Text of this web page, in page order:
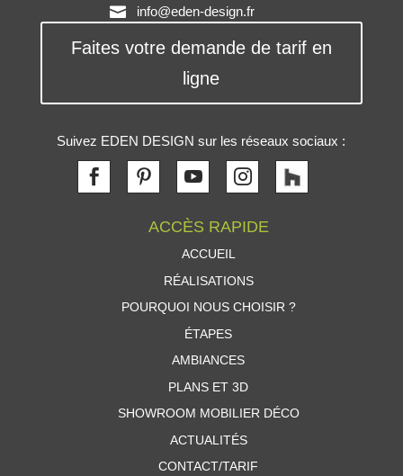
info@eden-design.fr
Faites votre demande de tarif en
ligne
Suivez EDEN DESIGN sur les réseaux sociaux :
ACCÈS RAPIDE
ACCUEIL
RÉALISATIONS
POURQUOI NOUS CHOISIR ?
ÉTAPES
AMBIANCES
PLANS ET 3D
SHOWROOM MOBILIER DÉCO
ACTUALITÉS
CONTACT/TARIF